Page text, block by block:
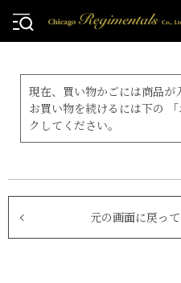
現在、買い物かごには商品が
お買い物を続けるには下の
クしてください。
元の画面に戻っ